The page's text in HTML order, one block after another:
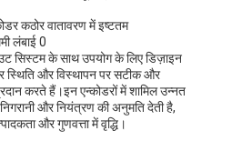
सिस्टम के साथ उपयोग के लिए डिज़ाइन
स्थिति और विस्थापन पर सटीक और
करते हैं।इन एन्कोडरों में शामिल उन्नत
और नियंत्रण की अनुमति देती है,
और गुणवत्ता में वृद्धि।